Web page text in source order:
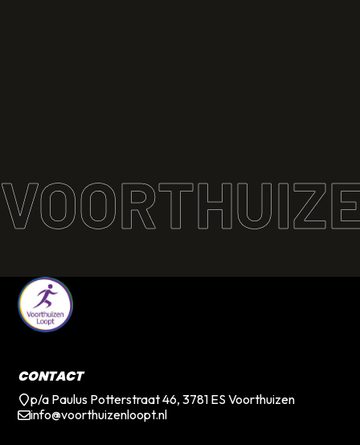
Terug naar de startpagina
CONTACT
p/a Paulus Potterstraat 46, 3781 ES Voorthuizen
info@voorthuizenloopt.nl